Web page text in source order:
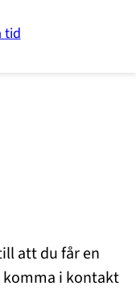
tid
att du får en
komma i kontakt